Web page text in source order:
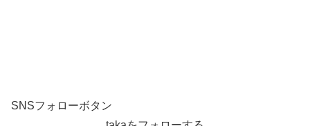
SNSフォローボタン